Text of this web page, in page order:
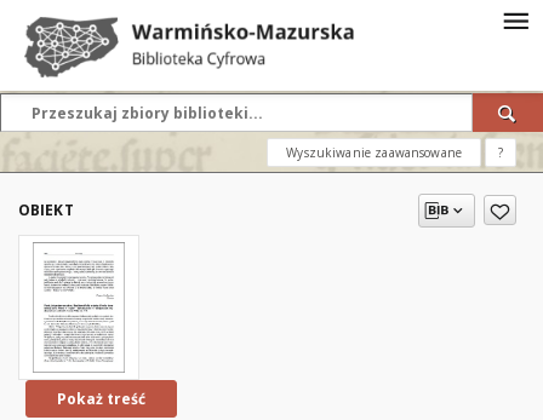
Wyszukiwanie zaawansowane ?
OBIEKT
Pokaż treść